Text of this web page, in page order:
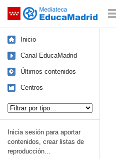
Saltar navegación
Inicio
Canal EducaMadrid
Últimos contenidos
Centros
Inicia sesión para aportar
contenidos, crear listas de
reproducción...